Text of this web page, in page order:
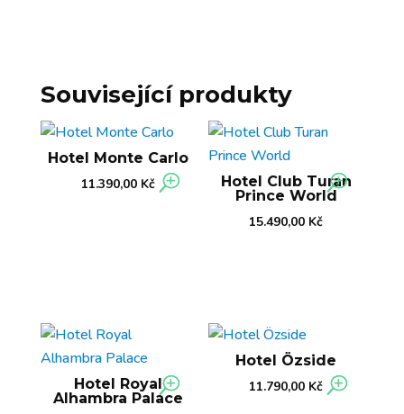
Související produkty
Hotel Monte Carlo
11.390,00 Kč
Hotel Club Turan
Prince World
15.490,00 Kč
Hotel Royal
Alhambra Palace
Hotel Özside
11.790,00 Kč